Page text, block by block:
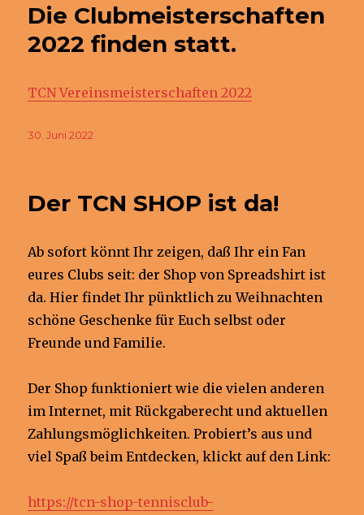
Die Clubmeisterschaften
2022 finden statt.
TCN Vereinsmeisterschaften 2022
Veröffentlicht
30. Juni 2022
Der TCN SHOP ist da!
Ab sofort könnt Ihr zeigen, daß Ihr ein Fan
eures Clubs seit: der Shop von Spreadshirt ist
da. Hier findet Ihr pünktlich zu Weihnachten
schöne Geschenke für Euch selbst oder
Freunde und Familie.
Der Shop funktioniert wie die vielen anderen
im Internet, mit Rückgaberecht und aktuellen
Zahlungsmöglichkeiten. Probiert’s aus und
viel Spaß beim Entdecken, klickt auf den Link:
https://tcn-shop-tennisclub-